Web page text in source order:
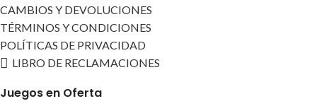
CAMBIOS Y DEVOLUCIONES
TÉRMINOS Y CONDICIONES
POLÍTICAS DE PRIVACIDAD
LIBRO DE RECLAMACIONES
Juegos en Oferta